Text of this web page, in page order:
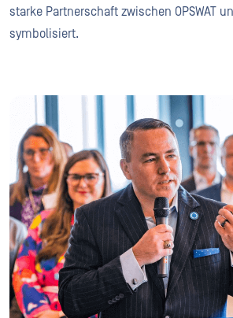
starke Partnerschaft zwischen OPSWAT
symbolisiert.